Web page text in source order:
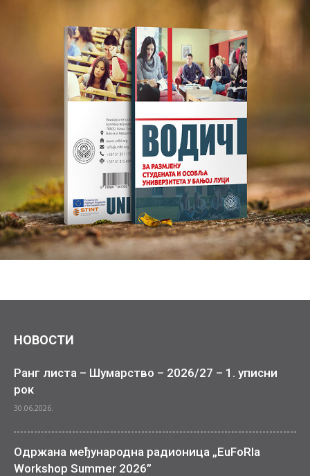
НОВОСТИ
Ранг листа – Шумарство – 2026/27 – 1. уписни
рок
30.06.2026.
Одржана међународна радионица „EuFoRIa
Workshop Summer 2026”